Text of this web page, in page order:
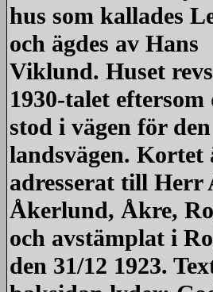
hus som kallades
och ägdes av Hans
Viklund. Huset
1930-talet eftersom
stod i vägen för
landsvägen. Kortet
adresserat till Herr
Åkerlund, Åkre,
och avstämplat i
den 31/12 1923.